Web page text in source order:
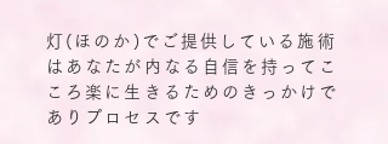
灯(ほのか)でご提供している施術
はあなたが内なる自信を持ってこ
ころ楽に生きるためのきっかけで
ありプロセスです